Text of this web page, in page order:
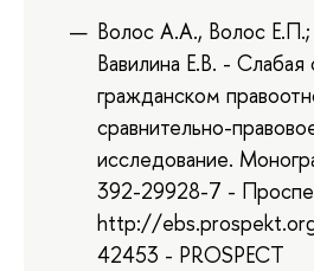
Волос А.А., Волос
Вавилина Е.В. - Слабая
гражданском
сравнительно-
исследование.
392-29928-7 -
http://
42453 - PROSPECT